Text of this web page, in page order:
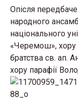
Опісля
народного
національного
«Черемош», хору
братства св. ап.
хору парафії